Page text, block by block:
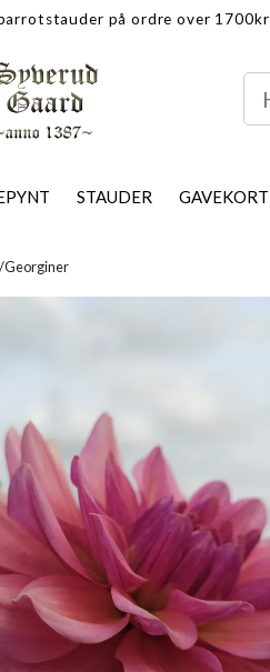
på ordre over 1700kr
STAUDER GAVEKORT